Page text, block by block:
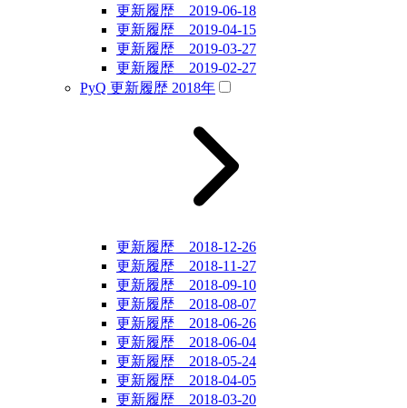
更新履歴 2019-06-18
更新履歴 2019-04-15
更新履歴 2019-03-27
更新履歴 2019-02-27
PyQ 更新履歴 2018年
更新履歴 2018-12-26
更新履歴 2018-11-27
更新履歴 2018-09-10
更新履歴 2018-08-07
更新履歴 2018-06-26
更新履歴 2018-06-04
更新履歴 2018-05-24
更新履歴 2018-04-05
更新履歴 2018-03-20